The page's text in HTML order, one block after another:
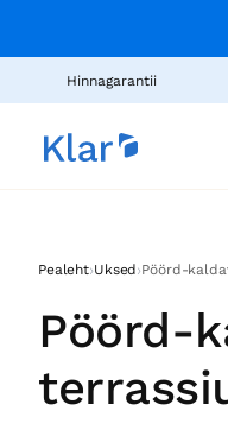
Hinnagarantii
Pealeht›Uksed ›Pöörd-
Pöörd-